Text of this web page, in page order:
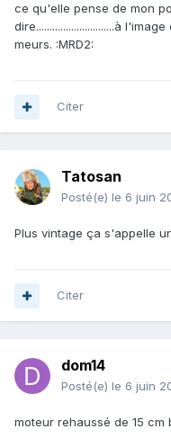
ce qu'elle pense de mon
dire.............................à
meurs. :MRD2:
Citer
Tatosan
Posté(e) le 6 juin
Plus vintage ça s'appelle
Citer
dom14
Posté(e) le 6 juin
moteur rehaussé de 15